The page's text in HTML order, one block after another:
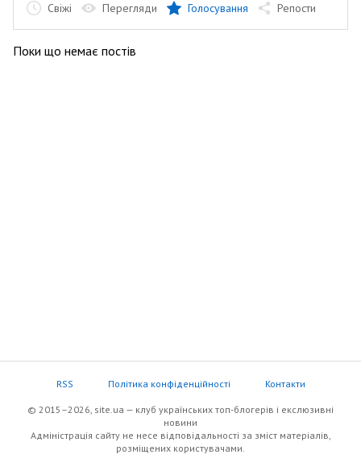
Свіжі Перегляди Голосування Репости
Поки що немає постів
RSS Політика конфіденційності Контакти
© 2015–2026, site.ua — клуб українських топ-блогерів i екслюзивнi
новини
Адміністрація сайту не несе відповідальності за зміст матеріалів,
розміщених користувачами.